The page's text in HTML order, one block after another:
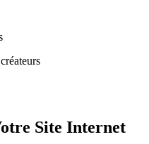
Site Internet